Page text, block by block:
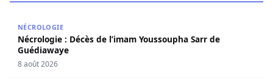
NÉCROLOGIE
Nécrologie : Décès de l’imam Youssoupha Sarr de
Guédiawaye
8 août 2026